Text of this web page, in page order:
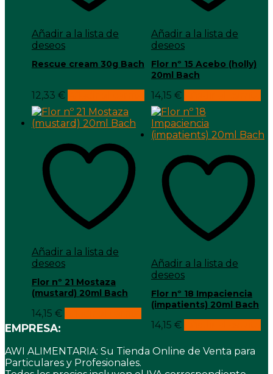
Añadir a la lista de
deseos
Rescue cream 30g Bach
12,33 €
Añadir a la lista de
deseos
Flor nº 15 Acebo (holly)
20ml Bach
14,15 €
Añadir a la lista de
deseos
Flor nº 21 Mostaza
(mustard) 20ml Bach
14,15 €
Añadir a la lista de
deseos
Flor nº 18 Impaciencia
(impatients) 20ml Bach
14,15 €
EMPRESA:
AWI ALIMENTARIA: Su Tienda Online de Venta para
Particulares y Profesionales.